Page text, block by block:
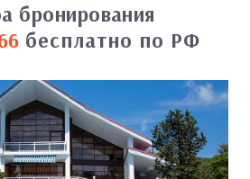
бронирования
бесплатно по РФ